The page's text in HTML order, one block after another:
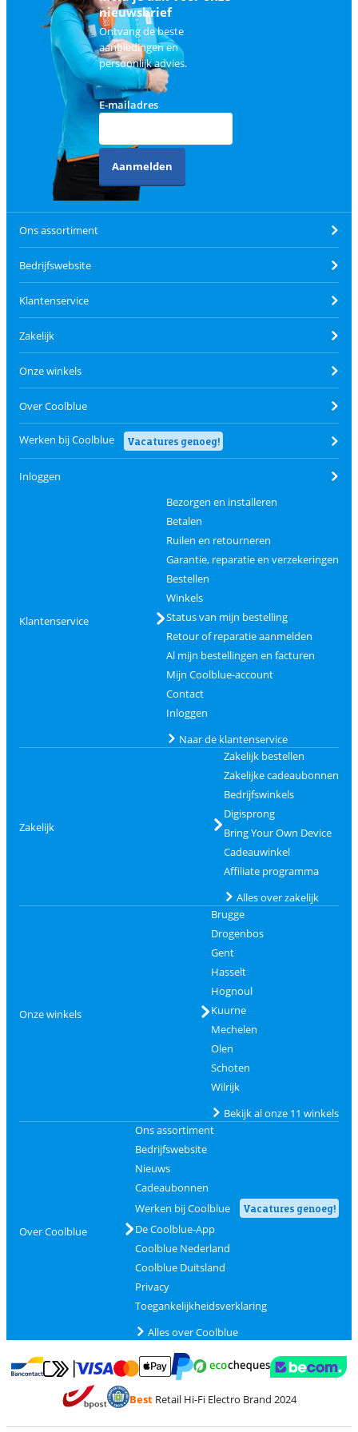
nieuwsbrief
Ontvang de beste
aanbiedingen en
persoonlijk advies.
E-mailadres
Aanmelden
Ons assortiment
Bedrijfswebsite
Klantenservice
Zakelijk
Onze winkels
Over Coolblue
Werken bij Coolblue Vacatures genoeg!
Inloggen
Klantenservice
Bezorgen en installeren
Betalen
Ruilen en retourneren
Garantie, reparatie en verzekeringen
Bestellen
Winkels
Status van mijn bestelling
Retour of reparatie aanmelden
Al mijn bestellingen en facturen
Mijn Coolblue-account
Contact
Inloggen
Naar de klantenservice
Zakelijk
Zakelijk bestellen
Zakelijke cadeaubonnen
Bedrijfswinkels
Digisprong
Bring Your Own Device
Cadeauwinkel
Affiliate programma
Alles over zakelijk
Onze winkels
Brugge
Drogenbos
Gent
Hasselt
Hognoul
Kuurne
Mechelen
Olen
Schoten
Wilrijk
Bekijk al onze 11 winkels
Over Coolblue
Ons assortiment
Bedrijfswebsite
Nieuws
Cadeaubonnen
Werken bij Coolblue
Vacatures genoeg!
De Coolblue-App
Coolblue Nederland
Coolblue Duitsland
Privacy
Toegankelijkheidsverklaring
Alles over Coolblue
Betalen met Bancontact
Betalen met MasterCard en Visa via ClickToPay
BestRetail Hi-Fi Electro Brand 2024